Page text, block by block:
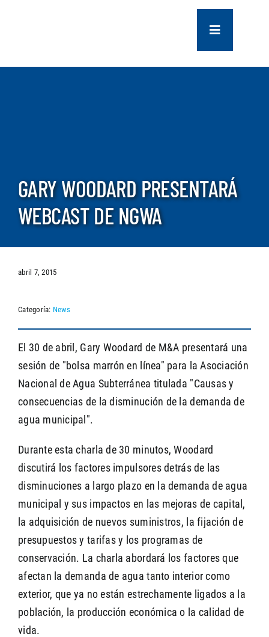
Navegación
de
palanca
COMPANY
CONTACT US
GARY WOODARD PRESENTARÁ
WEBCAST DE NGWA
abril 7, 2015
Categoría: News
El 30 de abril, Gary Woodard de M&A presentará una
sesión de "bolsa marrón en línea" para la Asociación
Nacional de Agua Subterránea titulada "Causas y
consecuencias de la disminución de la demanda de
agua municipal".
Durante esta charla de 30 minutos, Woodard
discutirá los factores impulsores detrás de las
disminuciones a largo plazo en la demanda de agua
municipal y sus impactos en las mejoras de capital,
la adquisición de nuevos suministros, la fijación de
presupuestos y tarifas y los programas de
conservación. La charla abordará los factores que
afectan la demanda de agua tanto interior como
exterior, que ya no están estrechamente ligados a la
población, la producción económica o la calidad de
vida.